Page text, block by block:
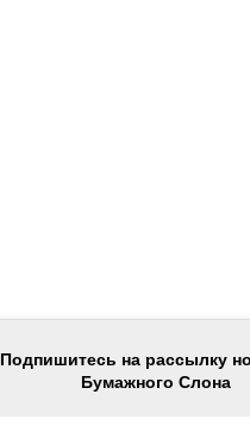
Подпишитесь на рассылку
Бумажного Слона